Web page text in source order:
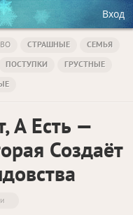
Вход
СТРАШНЫЕ
СЕМЬЯ
ПОСТУПКИ
ГРУСТНЫЕ
А Есть —
Создаёт